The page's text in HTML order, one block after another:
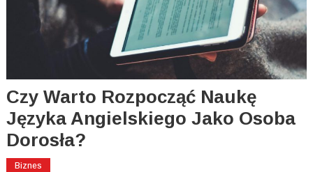
Czy Warto Rozpocząć Naukę
Języka Angielskiego Jako Osoba
Dorosła?
Biznes